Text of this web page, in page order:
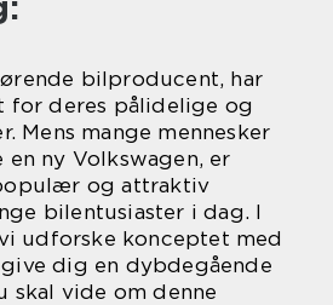
bilproducent, har
deres pålidelige og
Mens mange mennesker
ny Volkswagen, er
og attraktiv
bilentusiaster i dag. I
udforske konceptet med
dig en dybdegående
skal vide om denne